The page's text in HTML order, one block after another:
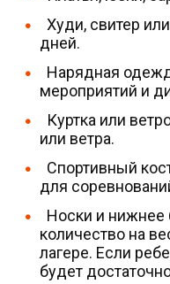
Худи, свитер
дней.
Нарядная
мероприятий и
Куртка или
или ветра.
Спортивный
для
Носки и нижнее
количество на
лагере. Если
будет